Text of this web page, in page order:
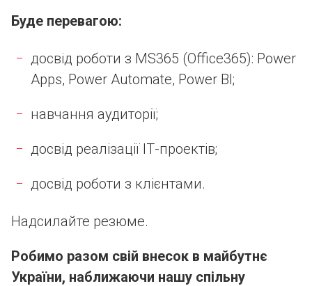
Буде перевагою:
досвід роботи з MS365 (Office365): Power
Apps, Power Automate, Power BI;
навчання аудиторії;
досвід реалізації ІТ-проектів;
досвід роботи з клієнтами.
Надсилайте резюме.
Робимо разом свій внесок в майбутнє
України, наближаючи нашу спільну